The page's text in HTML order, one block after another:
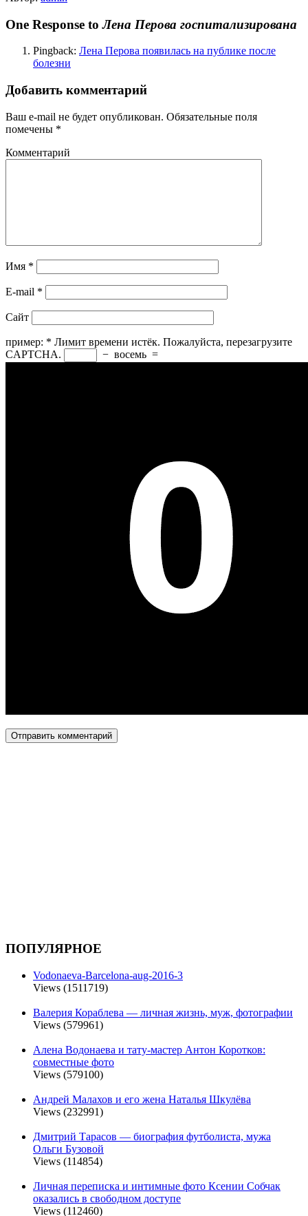
One Response toЛена Перова госпитализирована
Pingback: Лена Перова появилась на публике после
болезни
Добавить комментарий
Ваш e-mail не будет опубликован. Обязательные поля
помечены *
Комментарий
Имя *
E-mail *
Сайт
пример: * Лимит времени истёк. Пожалуйста, перезагрузите
CAPTCHA.
− восемь =
ПОПУЛЯРНОЕ
Vodonaeva-Barcelona-aug-2016-3
Views (1511719)
Валерия Кораблева — личная жизнь, муж, фотографии
Views (579961)
Алена Водонаева и тату-мастер Антон Коротков:
совместные фото
Views (579100)
Андрей Малахов и его жена Наталья Шкулёва
Views (232991)
Дмитрий Тарасов — биография футболиста, мужа
Ольги Бузовой
Views (114854)
Личная переписка и интимные фото Ксении Собчак
оказались в свободном доступе
Views (112460)